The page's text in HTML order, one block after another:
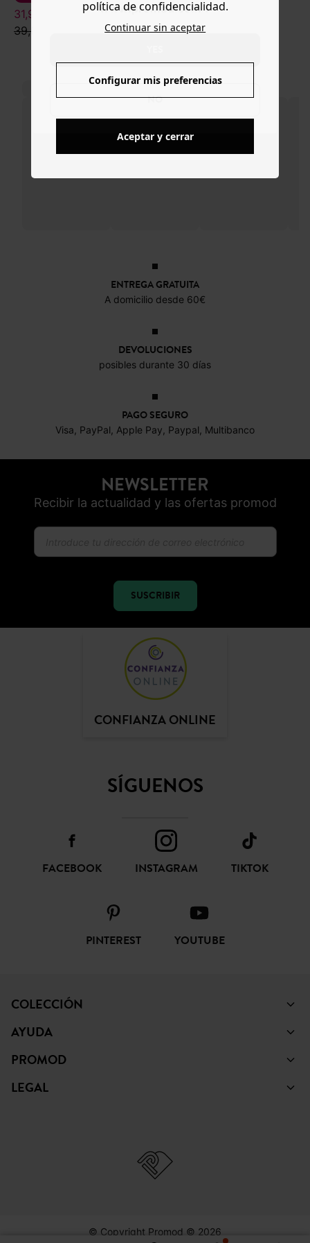
www.promod.com ?
NO
31,99 €
39,99 €
39,99 €
99,99 €
17,99 €
ENTREGA GRATUITA
A domicilio desde 60€
DEVOLUCIONES
posibles durante 30 días
PAGO SEGURO
Visa, PayPal, Apple Pay, Paypal, Multibanco
NEWSLETTER
Recibir la actualidad y las ofertas promod
SUSCRIBIR
CONFIANZA ONLINE
SÍGUENOS
FACEBOOK INSTAGRAM TIKTOK
PINTEREST YOUTUBE
COLECCIÓN
AYUDA
PROMOD
LEGAL
© Copyright Promod © 2026
política de confidencialidad.
Continuar sin aceptar
Configurar mis preferencias
Aceptar y cerrar